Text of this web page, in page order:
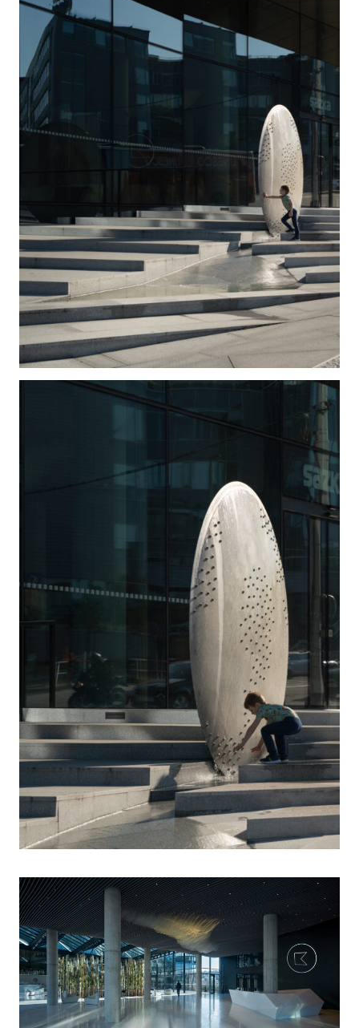
prostor, tvůrčí přístupy tak budou mít možnost na
něj reagovat a samozřejmě s k němu i vymezovat.
Mohou zde vzniknout díla opět s předpokladem
dlouhodobé koexistence v daném prostoru, ale i
krátkodobé instalace a výstavy, tudíž zde bude
prostor i pro zcela aktuální umělecká sdělení.
Umělecká díla zde byla vždy chápána jako zcela
svobodné vyjádření umělců, architektonické libreto
vymezovalo pouze jejich umístění v určitých
prostorách exteriéru a interiérech budov. Nikdy
neexistovalo zadání ve smyslu společného
východiska uvažovaných děl nebo jejich tématu,
nebyla ani nijak definovaná míra integrity nebo
kontrastnosti s architekturou.
Skutečnost, že skulpturální umělecká díla
realizovaná v této etapě (Na horu od Federica Diaze,
Ledovec od Maxima Velčovského, Planeta od
architektů Centra Jana Aulíka, Leoše Horáka, Davida
Zalabáka a sochaře Pavla Filipa a Vítr od Jana
Poupěte) jsou vztažena k základním přírodním
principům, je výsledkem neplánované synergie mezi
těmito tvůrci a mezi prostředím do kterého